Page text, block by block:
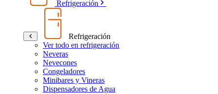
Refrigeración
Refrigeración
Ver todo en refrigeración
Neveras
Nevecones
Congeladores
Minibares y Vineras
Dispensadores de Agua